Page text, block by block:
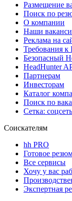
Размещение
Поиск по
О компании
Наши
Реклама на
Требования
Безопасный
HeadHunter
Партнерам
Инвесторам
Каталог
Поиск по
Сетка:
Соискателям
hh PRO
Готовое
Все сервисы
Хочу у вас
Экспертная